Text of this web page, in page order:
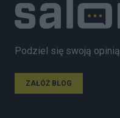
Podziel się swoją opinią
ZAŁÓŻ BLOG